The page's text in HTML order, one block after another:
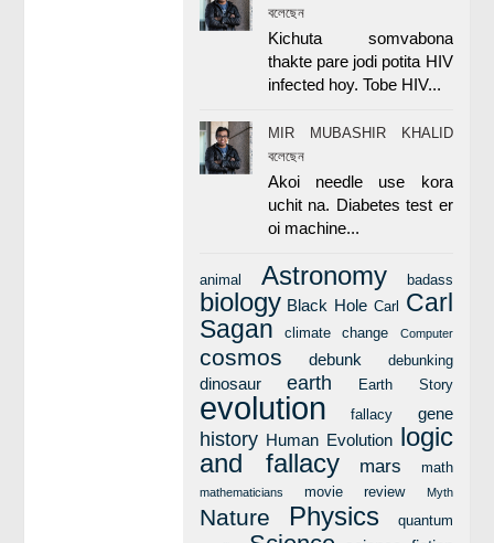
বলেছেন
Kichuta somvabona
thakte pare jodi potita HIV
infected hoy. Tobe HIV...
MIR MUBASHIR KHALID
বলেছেন
Akoi needle use kora
uchit na. Diabetes test er
oi machine...
animal Astronomy badass
biology Black Hole Carl
Carl
Sagan
climate change Computer
cosmos debunk debunking
dinosaur earth Earth Story
evolution fallacy gene
history Human Evolution
logic
and fallacy
mars math
mathematicians movie review Myth
Nature Physics quantum